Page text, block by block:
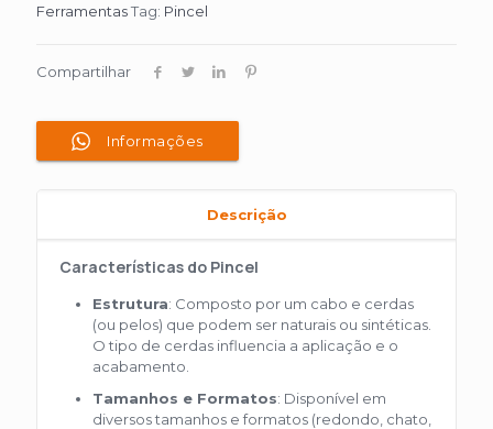
FerramentasTag: Pincel
Compartilhar
Informações
Descrição
Características do Pincel
Estrutura: Composto por um cabo e cerdas
(ou pelos) que podem ser naturais ou sintéticas.
O tipo de cerdas influencia a aplicação e o
acabamento.
Tamanhos e Formatos: Disponível em
diversos tamanhos e formatos (redondo, chato,